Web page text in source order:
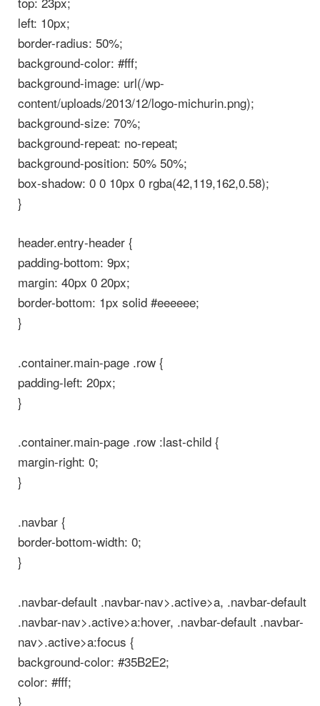
left: 10px;
border-radius: 50%;
background-color: #fff;
background-image: url(/wp-
content/uploads/2013/12/logo-michurin.png);
background-size: 70%;
background-repeat: no-repeat;
background-position: 50% 50%;
box-shadow: 0 0 10px 0 rgba(42,119,162,0.58);
}
header.entry-header {
padding-bottom: 9px;
margin: 40px 0 20px;
border-bottom: 1px solid #eeeeee;
}
.container.main-page .row {
padding-left: 20px;
}
.container.main-page .row :last-child {
margin-right: 0;
}
.navbar {
border-bottom-width: 0;
}
.navbar-default .navbar-nav>.active>a, .navbar-default
.navbar-nav>.active>a:hover, .navbar-default .navbar-
nav>.active>a:focus {
background-color: #35B2E2;
color: #fff;
}